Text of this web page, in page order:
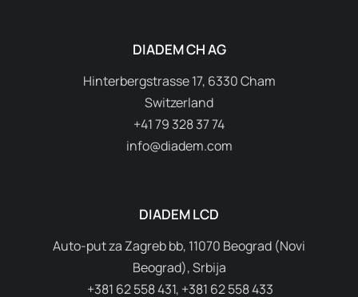
DIADEM CH AG
Hinterbergstrasse 17, 6330 Cham
Switzerland
+41 79 328 37 74
info@diadem.com
DIADEM LCD
Auto-put za Zagreb bb, 11070 Beograd (Novi
Beograd), Srbija
+381 62 558 431, +381 62 558 433